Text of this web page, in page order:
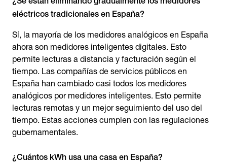
eléctricos tradicionales en España?
Sí, la mayoría de los medidores analógicos en España
ahora son medidores inteligentes digitales. Esto
permite lecturas a distancia y facturación según el
tiempo. Las compañías de servicios públicos en
España han cambiado casi todos los medidores
analógicos por medidores inteligentes. Esto permite
lecturas remotas y un mejor seguimiento del uso del
tiempo. Estas acciones cumplen con las regulaciones
gubernamentales.
¿Cuántos kWh usa una casa en España?